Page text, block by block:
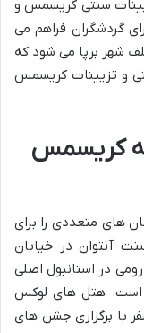
سنتی کریسمس و
گردشگران فراهم می
شهر برپا می شود که
و تزیینات کریسمس
کریسمس
های متعددی را برای
آنتوان در خیابان
در استانبول اصلی
است. هتل های لوکس
با برگزاری جشن های